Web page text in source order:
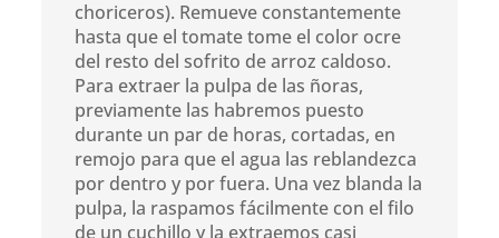
choriceros). Remueve constantemente
hasta que el tomate tome el color ocre
del resto del sofrito de arroz caldoso.
Para extraer la pulpa de las ñoras,
previamente las habremos puesto
durante un par de horas, cortadas, en
remojo para que el agua las reblandezca
por dentro y por fuera. Una vez blanda la
pulpa, la raspamos fácilmente con el filo
de un cuchillo y la extraemos casi